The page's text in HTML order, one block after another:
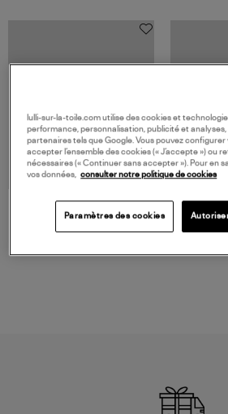
JEROME DREYFUSS
lulli-sur-la-toile.com utilise des cookies et
performance, personnalisation, publicité et
partenaires tels que Google. Vous pouvez configurer
accepter l’ensemble des cookies (« J’accepte ») ou
nécessaires (« Continuer sans accepter »). Pour en
vos données, consulter notre politique de cookies
Paramètres des cookies